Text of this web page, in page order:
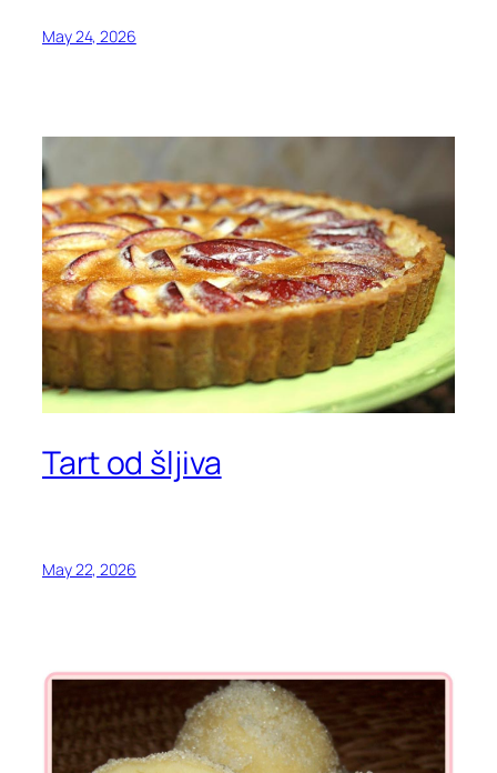
May 24, 2026
Tart od šljiva
May 22, 2026